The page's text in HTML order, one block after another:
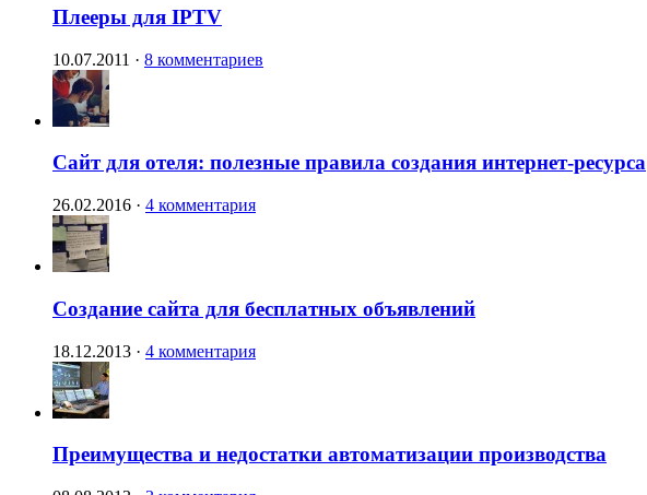
Плееры для IPTV
10.07.2011 · 8 комментариев
Сайт для отеля: полезные правила создания интернет-ресурса
26.02.2016 · 4 комментария
Создание сайта для бесплатных объявлений
18.12.2013 · 4 комментария
Преимущества и недостатки автоматизации производства